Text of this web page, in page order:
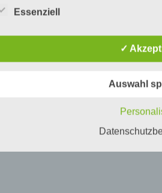
Vorsitzender des Kirchenvorstandes:
Landeskirche können Sie sich an die
Essenziell
✓
Auswahl